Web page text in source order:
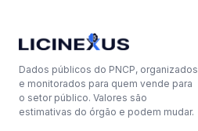
Dados públicos do PNCP, organizados
e monitorados para quem vende para
o setor público. Valores são
estimativas do órgão e podem mudar.